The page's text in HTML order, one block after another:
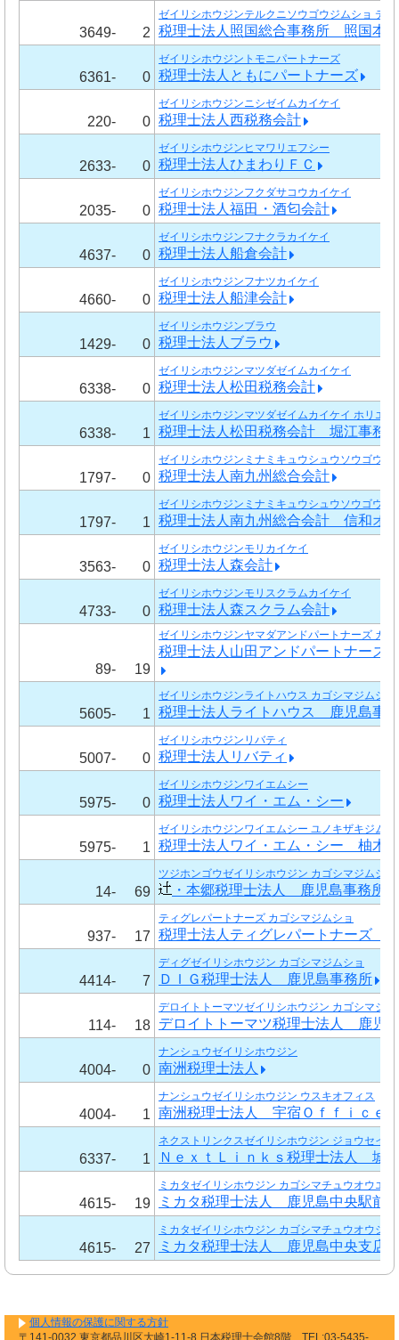
3649- 2
ゼイリシホウジンテルクニソウゴウジムショ テル
税理士法人照国総合事務所 照国本
6361- 0
ゼイリシホウジントモニパートナーズ
税理士法人ともにパートナーズ
220- 0
ゼイリシホウジンニシゼイムカイケイ
税理士法人西税務会計
2633- 0
ゼイリシホウジンヒマワリエフシー
税理士法人ひまわりＦＣ
2035- 0
ゼイリシホウジンフクダサコウカイケイ
税理士法人福田・酒匂会計
4637- 0
ゼイリシホウジンフナクラカイケイ
税理士法人船倉会計
4660- 0
ゼイリシホウジンフナツカイケイ
税理士法人船津会計
1429- 0
ゼイリシホウジンブラウ
税理士法人ブラウ
6338- 0
ゼイリシホウジンマツダゼイムカイケイ
税理士法人松田税務会計
6338- 1
ゼイリシホウジンマツダゼイムカイケイ ホリエジ
税理士法人松田税務会計 堀江事務
1797- 0
ゼイリシホウジンミナミキュウシュウソウゴウカ
税理士法人南九州総合会計
1797- 1
ゼイリシホウジンミナミキュウシュウソウゴウカ
税理士法人南九州総合会計 信和オ
3563- 0
ゼイリシホウジンモリカイケイ
税理士法人森会計
4733- 0
ゼイリシホウジンモリスクラムカイケイ
税理士法人森スクラム会計
89- 19
ゼイリシホウジンヤマダアンドパートナーズ カゴ
税理士法人山田アンドパートナーズ
5605- 1
ゼイリシホウジンライトハウス カゴシマジムショ
税理士法人ライトハウス 鹿児島事
5007- 0
ゼイリシホウジンリバティ
税理士法人リバティ
5975- 0
ゼイリシホウジンワイエムシー
税理士法人ワイ・エム・シー
5975- 1
ゼイリシホウジンワイエムシー ユノキザキジムシ
税理士法人ワイ・エム・シー 柚木
14- 69
ツジホンゴウゼイリシホウジン カゴシマジムショ
・本郷税理士法人 鹿児島事務所
937- 17
ティグレパートナーズ カゴシマジムショ
税理士法人ティグレパートナーズ
4414- 7
ディグゼイリシホウジン カゴシマジムショ
ＤＩＧ税理士法人 鹿児島事務所
114- 18
デロイトトーマツゼイリシホウジン カゴシマジム
デロイトトーマツ税理士法人 鹿児
4004- 0
ナンシュウゼイリシホウジン
南洲税理士法人
4004- 1
ナンシュウゼイリシホウジン ウスキオフィス
南洲税理士法人 宇宿Ｏｆｆｉｃｅ
6337- 1
ネクストリンクスゼイリシホウジン ジョウセイシ
ＮｅｘｔＬｉｎｋｓ税理士法人 城
4615- 19
ミカタゼイリシホウジン カゴシマチュウオウエ
ミカタ税理士法人 鹿児島中央駅前
4615- 27
ミカタゼイリシホウジン カゴシマチュウオウシテ
ミカタ税理士法人 鹿児島中央支店
個人情報の保護に関する方針